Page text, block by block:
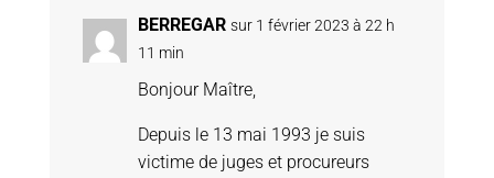
BERREGAR sur 1 février 2023 à 22 h
11 min
Bonjour Maître,
Depuis le 13 mai 1993 je suis
victime de juges et procureurs